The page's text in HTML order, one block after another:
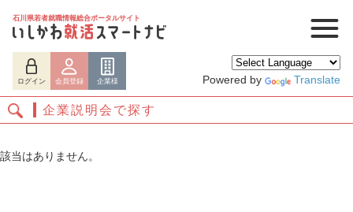
石川県若者就職情報総合ポータルサイト
ログイン 会員登録 企業様 Powered by Translate
企業説明会で探す
該当はありません。